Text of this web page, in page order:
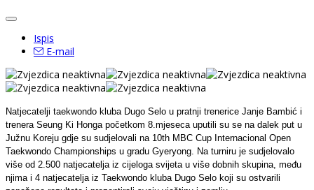
Ispis
E-mail
Natjecatelji taekwondo kluba Dugo Selo u pratnji trenerice Janje Bambić i
trenera Seung Ki Honga početkom 8.mjeseca uputili su se na dalek put u
Južnu Koreju gdje su sudjelovali na 10th MBC Cup Internacional Open
Taekwondo Championships u gradu Gyeryong. Na turniru je sudjelovalo
više od 2.500 natjecatelja iz cijeloga svijeta u više dobnih skupina, među
njima i 4 natjecatelja iz Taekwondo kluba Dugo Selo koji su ostvarili